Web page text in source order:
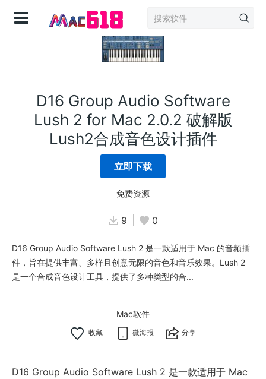
D16 Group Audio Software
Lush 2 for Mac 2.0.2 破解版
Lush2合成音色设计插件
立即下载
免费资源
9 0
D16 Group Audio Software Lush 2 是一款适用于 Mac 的音频插
件，旨在提供丰富、多样且创意无限的音色和音乐效果。Lush 2
是一个合成音色设计工具，提供了多种类型的合...
Mac软件
微海报 分享
D16 Group Audio Software Lush 2 是一款适用于 Mac